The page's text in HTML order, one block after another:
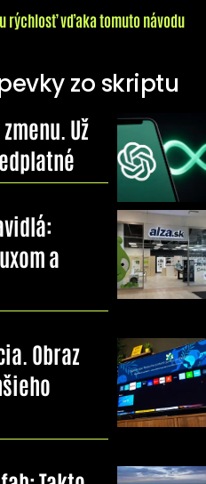
rýchlosť vďaka tomuto návodu
zo skriptu
Už
a
Obraz